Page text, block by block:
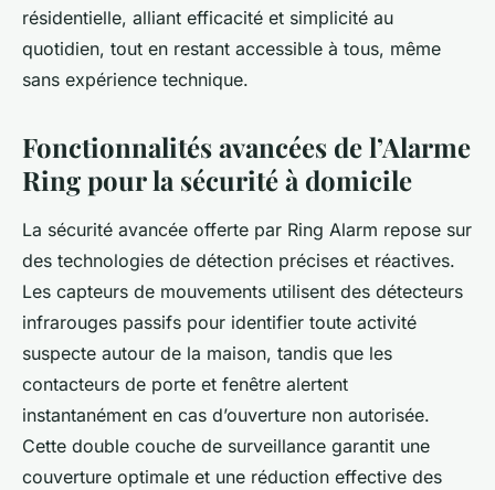
résidentielle, alliant efficacité et simplicité au
quotidien, tout en restant accessible à tous, même
sans expérience technique.
Fonctionnalités avancées de l’Alarme
Ring pour la sécurité à domicile
La sécurité avancée offerte par Ring Alarm repose sur
des technologies de détection précises et réactives.
Les capteurs de mouvements utilisent des détecteurs
infrarouges passifs pour identifier toute activité
suspecte autour de la maison, tandis que les
contacteurs de porte et fenêtre alertent
instantanément en cas d’ouverture non autorisée.
Cette double couche de surveillance garantit une
couverture optimale et une réduction effective des